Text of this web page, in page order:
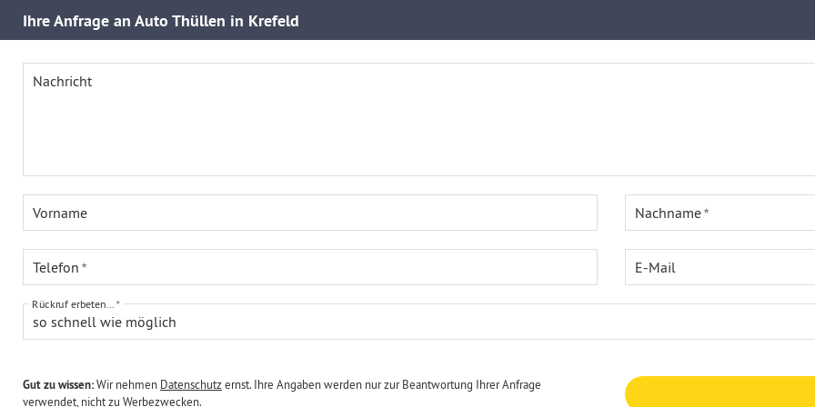
IhreAnfrage an Auto Thüllen in Krefeld
Nachricht
Vorname Nachname
Telefon E-Mail
so schnell wie möglich
Rückruf erbeten...
Gut zu wissen:Wir nehmen Datenschutzernst. Ihre Angaben werden nur zur Beantwortung Ihrer Anfrage
verwendet, nicht zu Werbezwecken.